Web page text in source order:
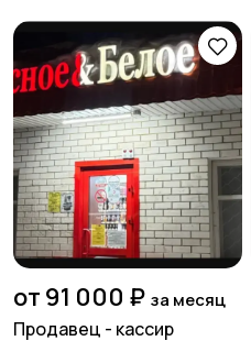
Домашний персонал
Информационные
технологии1
от 91 000 ₽ за месяц
Продавец - кассир